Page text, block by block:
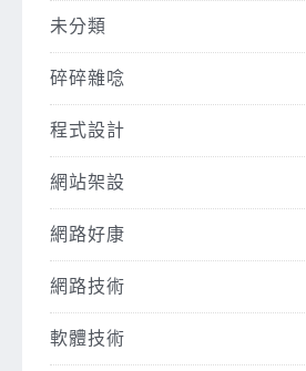
未分類
碎碎雜唸
程式設計
網站架設
網路好康
網路技術
軟體技術